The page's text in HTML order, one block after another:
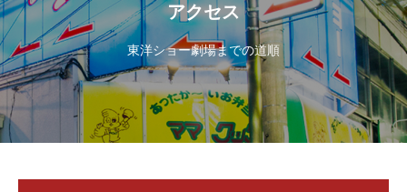
アクセス
東洋ショー劇場までの道順